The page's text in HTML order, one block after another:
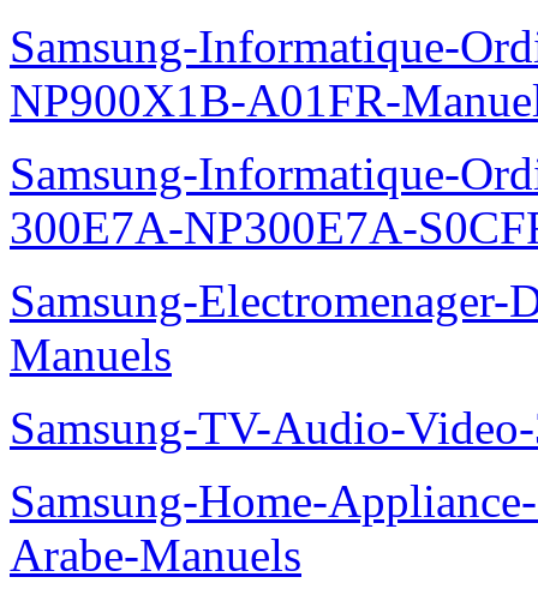
Samsung-Informatique-
NP900X1B-A01FR-
Samsung-Informatique-
300E7A-NP300E7A-
Samsung-
Manuels
Samsung-TV-Audio-
Samsung-Home-
Arabe-Manuels